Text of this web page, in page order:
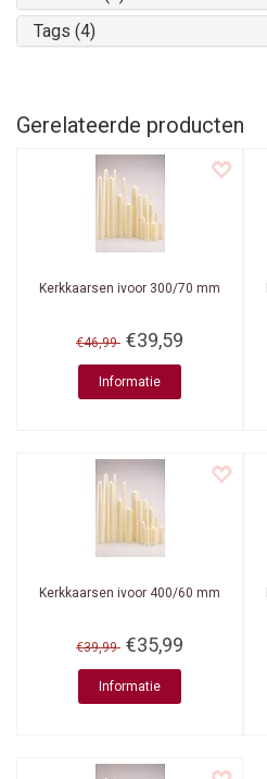
Tags (4)
Gerelateerde producten
Kerkkaarsen ivoor 300/70 mm
€46,99 €39,59
Informatie
Kerkkaarsen ivoor 400/60 mm
€39,99 €35,99
Informatie